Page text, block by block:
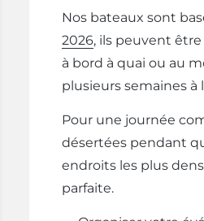
Nos bateaux sont
2026, ils peuvent
à bord à quai ou au
plusieurs semaines à
Pour une journée
désertées pendant
endroits les plus
parfaite.